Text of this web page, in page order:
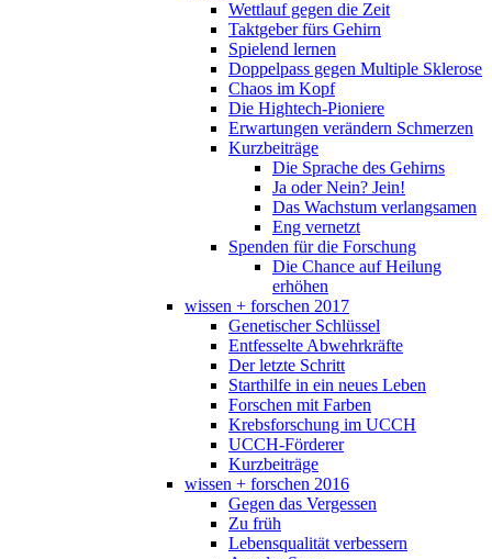
Wettlauf gegen die Zeit
Taktgeber fürs Gehirn
Spielend lernen
Doppelpass gegen Multiple Sklerose
Chaos im Kopf
Die Hightech-Pioniere
Erwartungen verändern Schmerzen
Kurzbeiträge
Die Sprache des Gehirns
Ja oder Nein? Jein!
Das Wachstum verlangsamen
Eng vernetzt
Spenden für die Forschung
Die Chance auf Heilung
erhöhen
wissen + forschen 2017
Genetischer Schlüssel
Entfesselte Abwehrkräfte
Der letzte Schritt
Starthilfe in ein neues Leben
Forschen mit Farben
Krebsforschung im UCCH
UCCH-Förderer
Kurzbeiträge
wissen + forschen 2016
Gegen das Vergessen
Zu früh
Lebensqualität verbessern